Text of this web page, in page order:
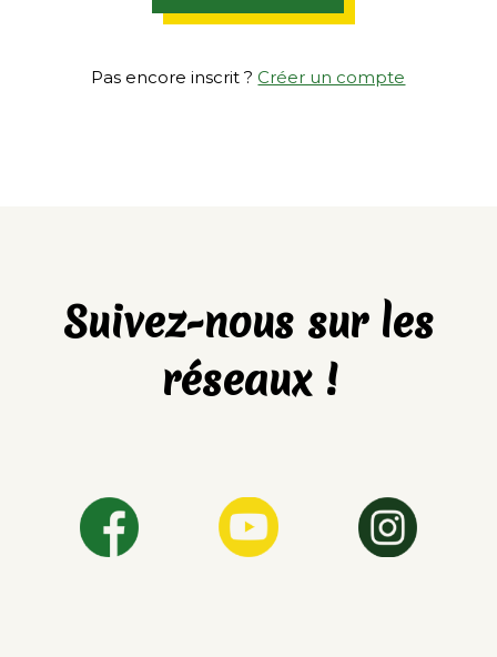
Pas encore inscrit ? Créer un compte
Suivez-nous sur les
réseaux !